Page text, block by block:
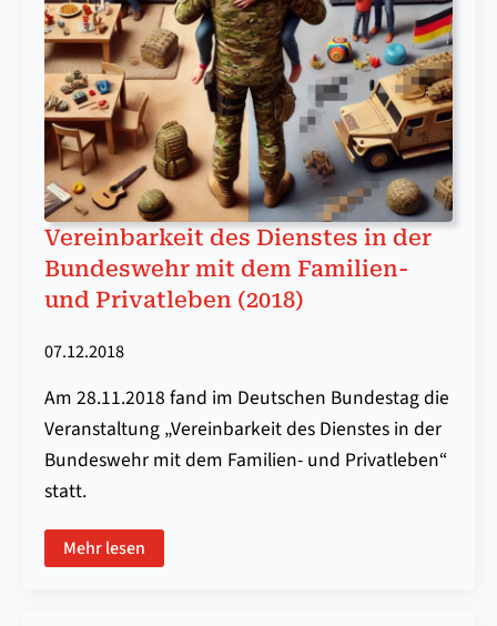
Vereinbarkeit des Dienstes in der
Bundeswehr mit dem Familien-
und Privatleben (2018)
07.12.2018
Am 28.11.2018 fand im Deutschen Bundestag die
Veranstaltung „Vereinbarkeit des Dienstes in der
Bundeswehr mit dem Familien- und Privatleben“
statt.
Mehr lesen